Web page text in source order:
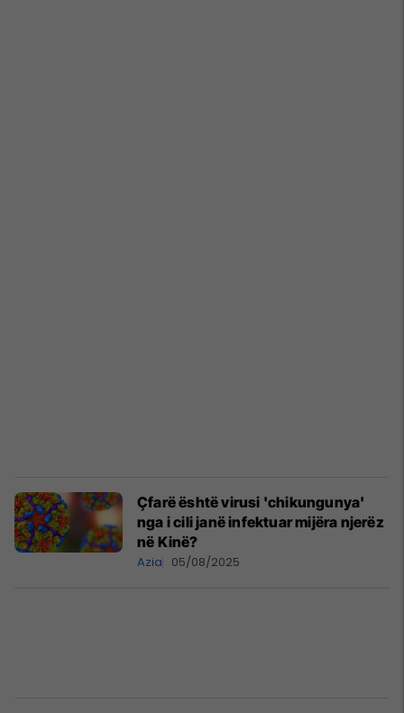
Çfarë është virusi 'chikungunya'
nga i cili janë infektuar mijëra njerëz
në Kinë?
Azia 05/08/2025